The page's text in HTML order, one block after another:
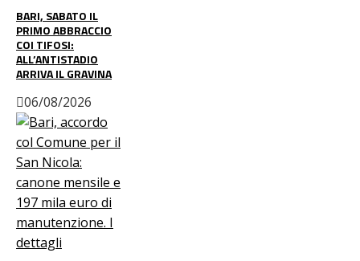
BARI, SABATO IL
PRIMO ABBRACCIO
COI TIFOSI:
ALL’ANTISTADIO
ARRIVA IL GRAVINA
06/08/2026